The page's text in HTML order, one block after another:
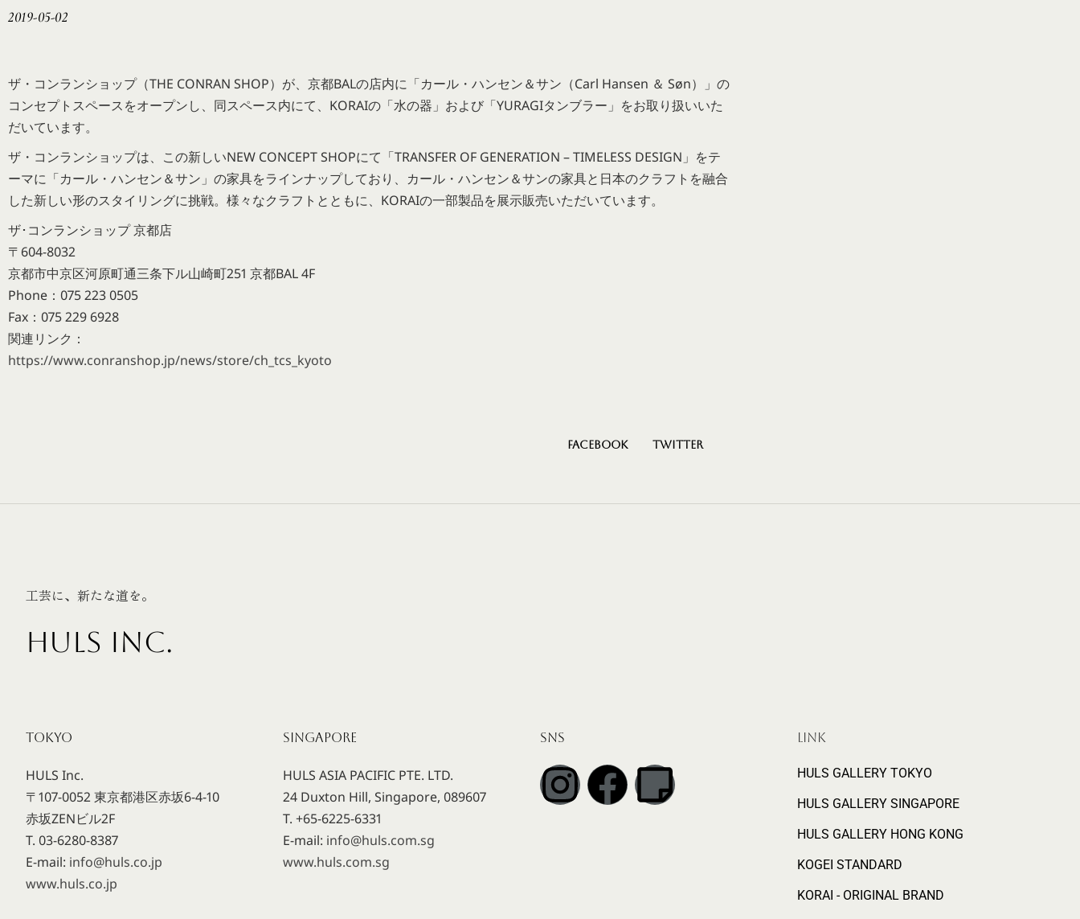
2019-05-02
ザ・コンランショップ（THE CONRAN SHOP）が、京都BALの店内に「カール・ハンセン＆サン（Carl Hansen ＆ Søn）」の
コンセプトスペースをオープンし、同スペース内にて、KORAIの「水の器」および「YURAGIタンブラー」をお取り扱いいた
だいています。
ザ・コンランショップは、この新しいNEW CONCEPT SHOPにて「TRANSFER OF GENERATION – TIMELESS DESIGN」をテ
ーマに「カール・ハンセン＆サン」の家具をラインナップしており、カール・ハンセン＆サンの家具と日本のクラフトを融合
した新しい形のスタイリングに挑戦。様々なクラフトとともに、KORAIの一部製品を展示販売いただいています。
ザ･コンランショップ 京都店
〒604-8032
京都市中京区河原町通三条下ル山崎町251 京都BAL 4F
Phone：075 223 0505
Fax：075 229 6928
関連リンク：
https://www.conranshop.jp/news/store/ch_tcs_kyoto
Facebook Twitter
工芸に、新たな道を。
HULS INC.
TOKYO
HULS Inc.
〒107-0052 東京都港区赤坂6-4-10
赤坂ZENビル2F
T. 03-6280-8387
E-mail: info@huls.co.jp
www.huls.co.jp
SINGAPORE
HULS ASIA PACIFIC PTE. LTD.
24 Duxton Hill, Singapore, 089607
T. +65-6225-6331
E-mail: info@huls.com.sg
www.huls.com.sg
SNS LINK
HULS GALLERY TOKYO
HULS GALLERY SINGAPORE
HULS GALLERY HONG KONG
KOGEI STANDARD
KORAI - ORIGINAL BRAND